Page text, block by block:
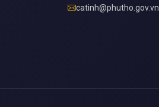
catinh@phutho.gov.vn